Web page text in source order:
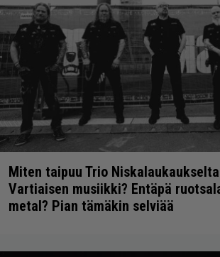
Miten taipuu Trio
Vartiaisen musiikki? Entäpä
metal? Pian tämäkin selviää